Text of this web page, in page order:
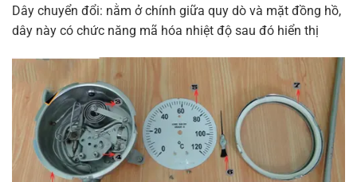
Dây chuyển đổi: nằm ở chính giữa quy dò và mặt đồng hồ,
dây này có chức năng mã hóa nhiệt độ sau đó hiển thị